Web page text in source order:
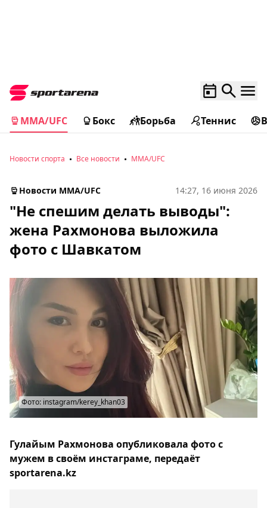
MMA/UFC Бокс Борьба Теннис
Новости спорта Все новости MMA/UFC
Новости MMA/UFC 14:27, 16 июня 2026
"Не спешим делать выводы":
жена Рахмонова выложила
фото с Шавкатом
Фото: instagram/kerey_khan03
Гулайым Рахмонова опубликовала фото с
мужем в своём инстаграме, передаёт
sportarena.kz